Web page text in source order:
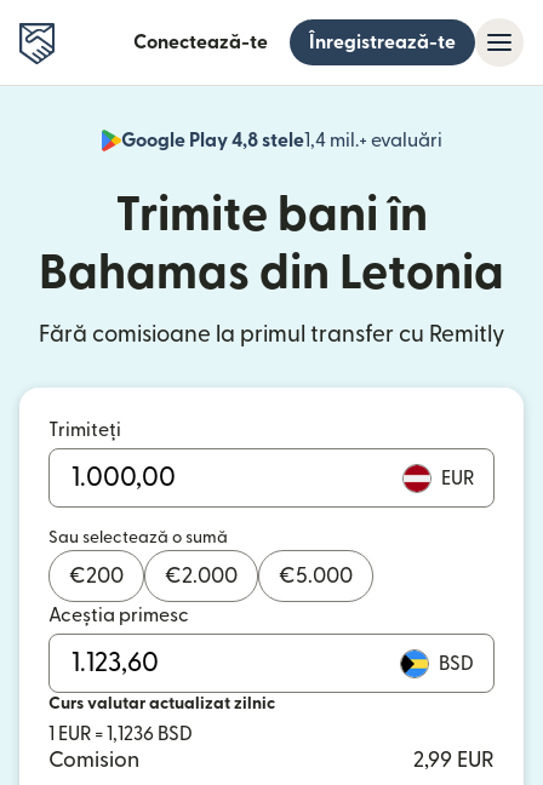
Conectează-te Înregistrează-te
Google Play 4,8 stele1,4 mil.+ evaluări
(se
Trimite bani în
Bahamas din Letonia
Fără comisioane la primul transfer cu Remitly
Trimiteți
EUR
Sau selectează o sumă
€200 €2.000 €5.000
Aceștia primesc
BSD
Curs valutar actualizat zilnic
1 EUR = 1,1236 BSD
Comision
2,99 EUR